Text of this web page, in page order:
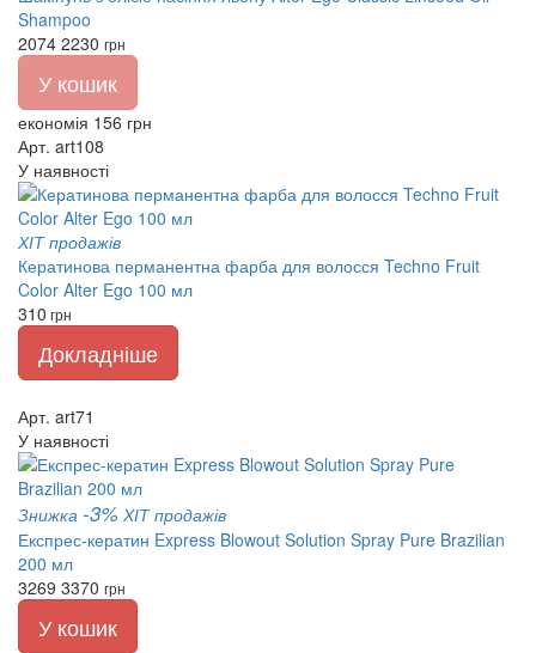
Shampoo
2074 2230 грн
У кошик
економія 156 грн
Арт. art108
У наявності
ХІТ продажів
Кератинова перманентна фарба для волосся Techno Fruit
Color Alter Ego 100 мл
310 грн
Докладніше
Арт. art71
У наявності
Знижка -3% ХІТ продажів
Експрес-кератин Express Blowout Solution Spray Pure Brazilian
200 мл
3269 3370 грн
У кошик